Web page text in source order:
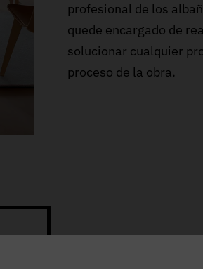
profesional de los
quede encargado de
solucionar cualquier
proceso de la obra.